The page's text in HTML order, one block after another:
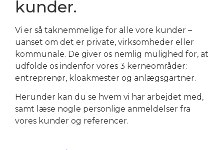
kunder.
Vi er så taknemmelige for alle vore kunder –
uanset om det er private, virksomheder eller
kommunale. De giver os nemlig mulighed for, at
udfolde os indenfor vores 3 kerneområder:
entreprenør, kloakmester og anlægsgartner.
Herunder kan du se hvem vi har arbejdet med,
samt læse nogle personlige anmeldelser fra
vores kunder og referencer.